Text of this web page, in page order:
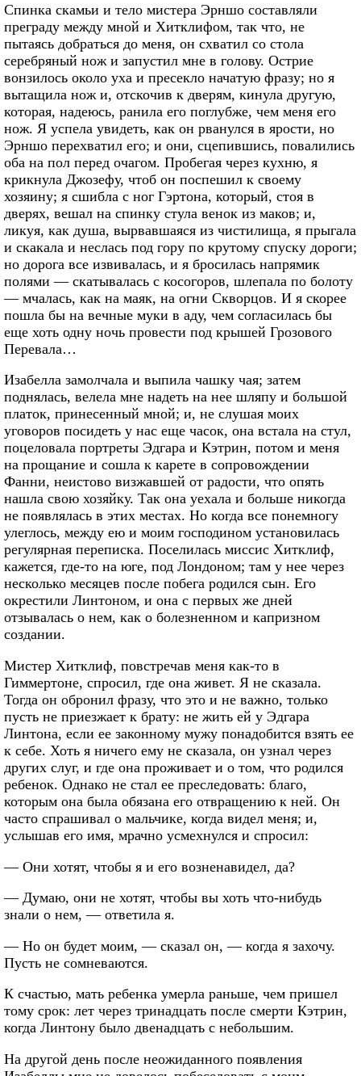
Спинка скамьи и тело мистера Эрншо составляли
преграду между мной и Хитклифом, так что, не
пытаясь добраться до меня, он схватил со стола
серебряный нож и запустил мне в голову. Острие
вонзилось около уха и пресекло начатую фразу; но я
вытащила нож и, отскочив к дверям, кинула другую,
которая, надеюсь, ранила его поглубже, чем меня его
нож. Я успела увидеть, как он рванулся в ярости, но
Эрншо перехватил его; и они, сцепившись, повалились
оба на пол перед очагом. Пробегая через кухню, я
крикнула Джозефу, чтоб он поспешил к своему
хозяину; я сшибла с ног Гэртона, который, стоя в
дверях, вешал на спинку стула венок из маков; и,
ликуя, как душа, вырвавшаяся из чистилища, я прыгала
и скакала и неслась под гору по крутому спуску дороги;
но дорога все извивалась, и я бросилась напрямик
полями — скатывалась с косогоров, шлепала по болоту
— мчалась, как на маяк, на огни Скворцов. И я скорее
пошла бы на вечные муки в аду, чем согласилась бы
еще хоть одну ночь провести под крышей Грозового
Перевала…
Изабелла замолчала и выпила чашку чая; затем
поднялась, велела мне надеть на нее шляпу и большой
платок, принесенный мной; и, не слушая моих
уговоров посидеть у нас еще часок, она встала на стул,
поцеловала портреты Эдгара и Кэтрин, потом и меня
на прощание и сошла к карете в сопровождении
Фанни, неистово визжавшей от радости, что опять
нашла свою хозяйку. Так она уехала и больше никогда
не появлялась в этих местах. Но когда все понемногу
улеглось, между ею и моим господином установилась
регулярная переписка. Поселилась миссис Хитклиф,
кажется, где-то на юге, под Лондоном; там у нее через
несколько месяцев после побега родился сын. Его
окрестили Линтоном, и она с первых же дней
отзывалась о нем, как о болезненном и капризном
создании.
Мистер Хитклиф, повстречав меня как-то в
Гиммертоне, спросил, где она живет. Я не сказала.
Тогда он обронил фразу, что это и не важно, только
пусть не приезжает к брату: не жить ей у Эдгара
Линтона, если ее законному мужу понадобится взять ее
к себе. Хоть я ничего ему не сказала, он узнал через
других слуг, и где она проживает и о том, что родился
ребенок. Однако не стал ее преследовать: благо,
которым она была обязана его отвращению к ней. Он
часто спрашивал о мальчике, когда видел меня; и,
услышав его имя, мрачно усмехнулся и спросил:
— Они хотят, чтобы я и его возненавидел, да?
— Думаю, они не хотят, чтобы вы хоть что-нибудь
знали о нем, — ответила я.
— Но он будет моим, — сказал он, — когда я захочу.
Пусть не сомневаются.
К счастью, мать ребенка умерла раньше, чем пришел
тому срок: лет через тринадцать после смерти Кэтрин,
когда Линтону было двенадцать с небольшим.
На другой день после неожиданного появления